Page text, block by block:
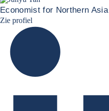
Economist for Northern Asia
Zie profiel